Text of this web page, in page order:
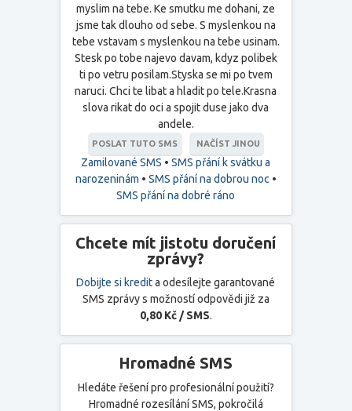
myslim na tebe. Ke smutku me dohani, ze
jsme tak dlouho od sebe. S myslenkou na
tebe vstavam s myslenkou na tebe usinam.
Stesk po tobe najevo davam, kdyz polibek
ti po vetru posilam.Styska se mi po tvem
naruci. Chci te libat a hladit po tele.Krasna
slova rikat do oci a spojit duse jako dva
andele.
POSLAT TUTO SMS NAČÍST JINOU
Zamilované SMS •SMS přání k svátku a
narozeninám • SMS přání na dobrou noc •
SMS přání na dobré ráno
Chcete mít jistotu doručení
zprávy?
Dobijte si kredita odesílejte garantované
SMS zprávy s možností odpovědi již za
0,80 Kč / SMS.
Hromadné SMS
Hledáte řešení pro profesionální použití?
Hromadné rozesílání SMS, pokročilá